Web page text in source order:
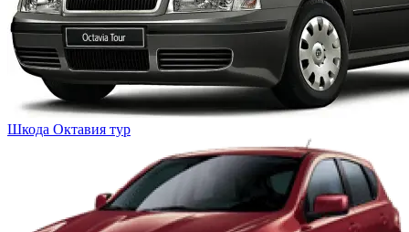
Шкода Октавия тур